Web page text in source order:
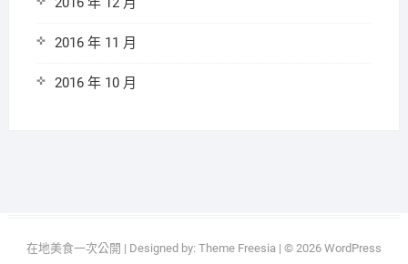
2016 年 11 月
2016 年 10 月
在地美食一次公開 | Designed by: Theme Freesia| © 2026 WordPress